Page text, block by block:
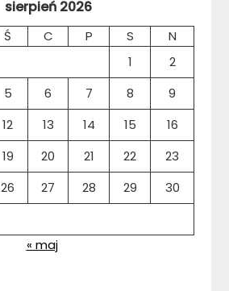
sierpień 2026
Ś C P S
N
1
2
5 6 7 8
9
12 13 14 15
16
19 20 21 22
23
26 27 28 29
30
« maj